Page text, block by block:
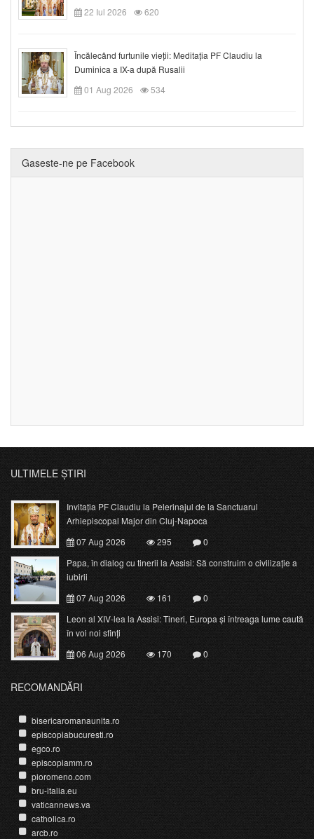
22 Iul 2026
620
Încălecând furtunile vieții: Meditația PF Claudiu la
Duminica a IX-a după Rusalii
01 Aug 2026
534
Gaseste-ne pe Facebook
ULTIMELE ȘTIRI
Invitația PF Claudiu la Pelerinajul de la Sanctuarul
Arhiepiscopal Major din Cluj-Napoca
07 Aug 2026
295
0
Papa, în dialog cu tinerii la Assisi: Să construim o civilizație a
iubirii
07 Aug 2026
161
0
Leon al XIV-lea la Assisi: Tineri, Europa și întreaga lume caută
în voi noi sfinți
06 Aug 2026
170 0
RECOMANDĂRI
bisericaromanaunita.ro
episcopiabucuresti.ro
egco.ro
episcopiamm.ro
pioromeno.com
bru-italia.eu
vaticannews.va
catholica.ro
arcb.ro